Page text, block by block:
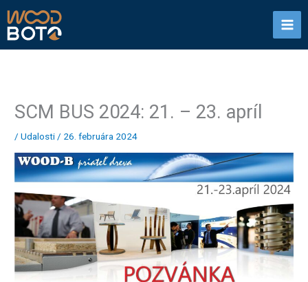
na
obsah
SCM BUS 2024: 21. – 23. apríl
/Udalosti/ 26. februára 2024